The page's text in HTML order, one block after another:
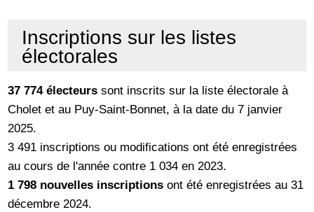
Inscriptions sur les listes
électorales
37 774 électeurs sont inscrits sur la liste électorale à
Cholet et au Puy-Saint-Bonnet, à la date du 7 janvier
2025.
3 491 inscriptions ou modifications ont été enregistrées
au cours de l'année contre 1 034 en 2023.
1 798 nouvelles inscriptionsont été enregistrées au 31
décembre 2024.